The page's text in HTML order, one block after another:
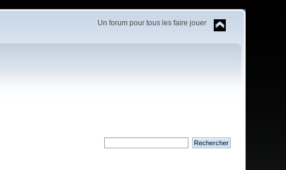
Un forum pour tous les faire jouer